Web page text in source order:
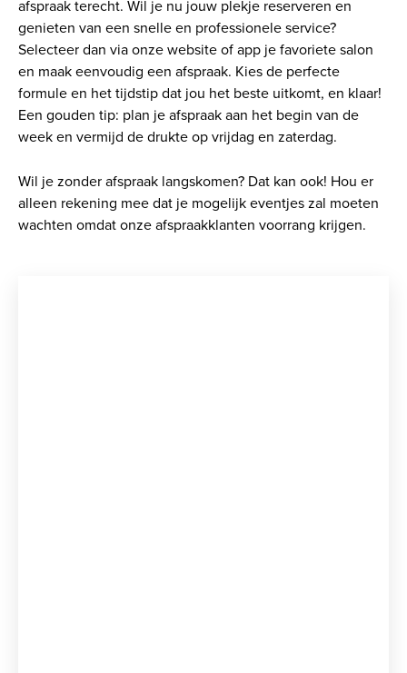
afspraak terecht. Wil je nu jouw plekje reserveren en
genieten van een snelle en professionele service?
Selecteer dan via onze website of app je favoriete salon
en maak eenvoudig een afspraak. Kies de perfecte
formule en het tijdstip dat jou het beste uitkomt, en klaar!
Een gouden tip: plan je afspraak aan het begin van de
week en vermijd de drukte op vrijdag en zaterdag.
Wil je zonder afspraak langskomen? Dat kan ook! Hou er
alleen rekening mee dat je mogelijk eventjes zal moeten
wachten omdat onze afspraakklanten voorrang krijgen.